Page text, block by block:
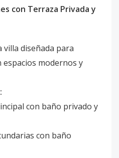
con Terraza Privada y
villa diseñada para
modernos y
con baño privado y
con baño